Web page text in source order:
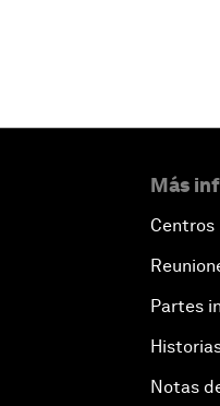
Más
Centros
Partes
Notas